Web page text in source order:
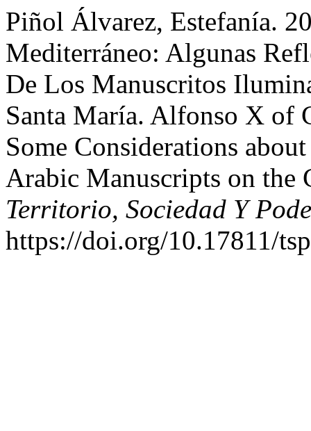
Piñol Álvarez, Estefanía.
Mediterráneo: Algunas
De Los Manuscritos
Santa María. Alfonso X of
Some Considerations
Arabic Manuscripts on the
Territorio, Sociedad Y
https://doi.org/10.17811/